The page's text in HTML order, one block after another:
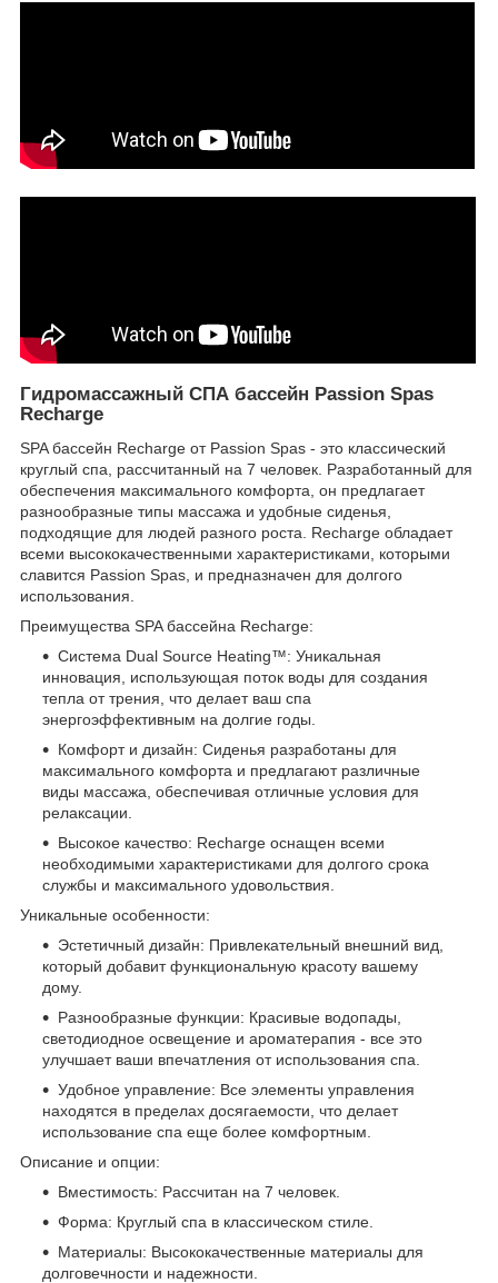
Гидромассажный СПА бассейн Passion Spas
Recharge
SPA бассейн Recharge от Passion Spas - это классический
круглый спа, рассчитанный на 7 человек. Разработанный для
обеспечения максимального комфорта, он предлагает
разнообразные типы массажа и удобные сиденья,
подходящие для людей разного роста. Recharge обладает
всеми высококачественными характеристиками, которыми
славится Passion Spas, и предназначен для долгого
использования.
Преимущества SPA бассейна Recharge:
Система Dual Source Heating™: Уникальная
инновация, использующая поток воды для создания
тепла от трения, что делает ваш спа
энергоэффективным на долгие годы.
Комфорт и дизайн: Сиденья разработаны для
максимального комфорта и предлагают различные
виды массажа, обеспечивая отличные условия для
релаксации.
Высокое качество: Recharge оснащен всеми
необходимыми характеристиками для долгого срока
службы и максимального удовольствия.
Уникальные особенности:
Эстетичный дизайн: Привлекательный внешний вид,
который добавит функциональную красоту вашему
дому.
Разнообразные функции: Красивые водопады,
светодиодное освещение и ароматерапия - все это
улучшает ваши впечатления от использования спа.
Удобное управление: Все элементы управления
находятся в пределах досягаемости, что делает
использование спа еще более комфортным.
Описание и опции:
Вместимость: Рассчитан на 7 человек.
Форма: Круглый спа в классическом стиле.
Материалы: Высококачественные материалы для
долговечности и надежности.